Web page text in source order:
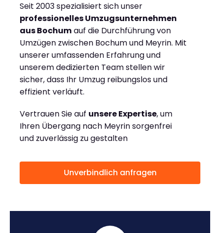
Seit 2003 spezialisiert sich unser
professionelles Umzugsunternehmen
aus Bochumauf die Durchführung von
Umzügen zwischen Bochum und Meyrin. Mit
unserer umfassenden Erfahrung und
unserem dedizierten Team stellen wir
sicher, dass Ihr Umzug reibungslos und
effizient verläuft.
Vertrauen Sie auf unsere Expertise, um
Ihren Übergang nach Meyrin sorgenfrei
und zuverlässig zu gestalten
Unverbindlich anfragen